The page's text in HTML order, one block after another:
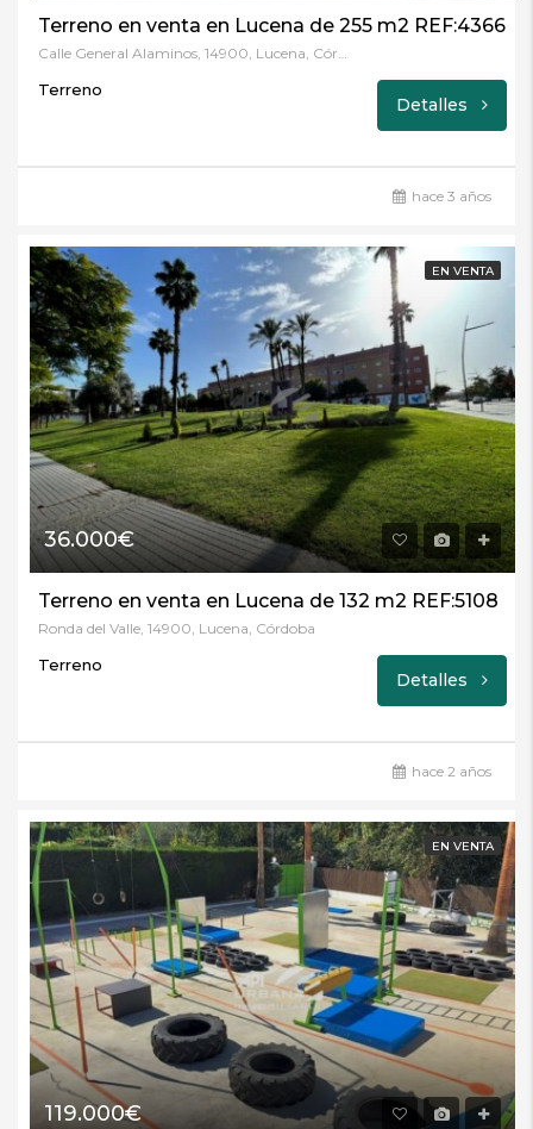
Terreno en venta en Lucena de 255 m2 REF:4366
Calle General Alaminos, 14900, Lucena, Córdoba
Terreno
Detalles
hace 3 años
EN VENTA
36.000€
Terreno en venta en Lucena de 132 m2 REF:5108
Ronda del Valle, 14900, Lucena, Córdoba
Terreno
Detalles
hace 2 años
EN VENTA
119.000€